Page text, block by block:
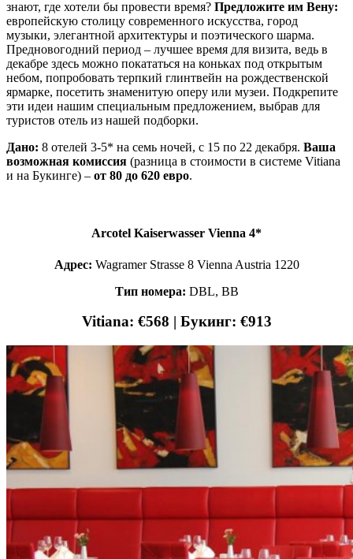
знают, где хотели бы провести время? Предложите им Вену:
европейскую столицу современного искусства, город
музыки, элегантной архитектуры и поэтического шарма.
Предновогодний период – лучшее время для визита, ведь в
декабре здесь можно покататься на коньках под открытым
небом, попробовать терпкий глинтвейн на рождественской
ярмарке, посетить знаменитую оперу или музеи. Подкрепите
эти идеи нашим специальным предложением, выбрав для
туристов отель из нашей подборки.
Дано: 8 отелей 3-5* на семь ночей, с 15 по 22 декабря. Ваша
возможная комиссия (разница в стоимости в системе Vitiana
и на Букинге) – от 80 до 620 евро.
Arcotel Kaiserwasser Vienna 4*
Адрес: Wagramer Strasse 8 Vienna Austria 1220
Тип номера: DBL, BB
Vitiana: €568 | Букинг: €913